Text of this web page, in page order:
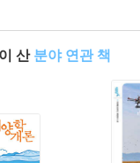
산 분야 연관 책